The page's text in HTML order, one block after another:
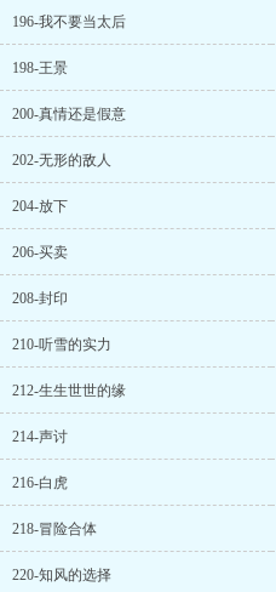
196-我不要当太后
198-王景
200-真情还是假意
202-无形的敌人
204-放下
206-买卖
208-封印
210-听雪的实力
212-生生世世的缘
214-声讨
216-白虎
218-冒险合体
220-知风的选择